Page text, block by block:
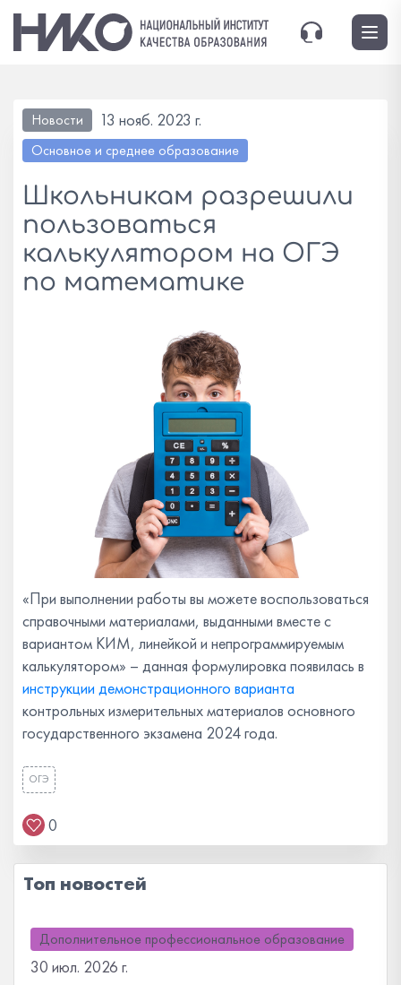
Новости 13 нояб. 2023 г.
Основное и среднее образование
Школьникам разрешили
пользоваться
калькулятором на ОГЭ
по математике
«При выполнении работы вы можете воспользоваться
справочными материалами, выданными вместе с
вариантом КИМ, линейкой и непрограммируемым
калькулятором» – данная формулировка появилась в
инструкции демонстрационного варианта
контрольных измерительных материалов основного
государственного экзамена 2024 года.
ОГЭ
0
Топ новостей
Дополнительное профессиональное образование
30 июл. 2026 г.